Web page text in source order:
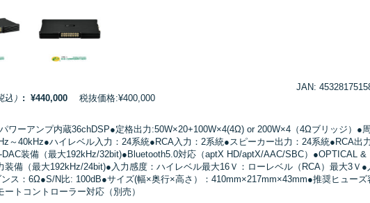
JAN:
込） : ¥440,000 税抜価格:¥400,000
ワーアンプ内蔵36chDSP●定格出力:50W×20+100W×4(4Ω) or 200W×4（4Ωブリッジ）●
～40kHz●ハイレベル入力：24系統●RCA入力：2系統●スピーカー出力：24系統●RCA出
DAC装備（最大192kHz/32bit)●Bluetooth5.0対応（aptX HD/aptX/AAC/SBC）●OPTICAL &
装備（最大192kHz/24bit)●入力感度：ハイレベル最大16Ｖ：ローレベル（RCA）最大3Ｖ●
ス：6Ω●S/N比: 100dB●サイズ(幅×奥行×高さ）：410mm×217mm×43mm●推奨ヒューズ
ートコントローラー対応（別売）